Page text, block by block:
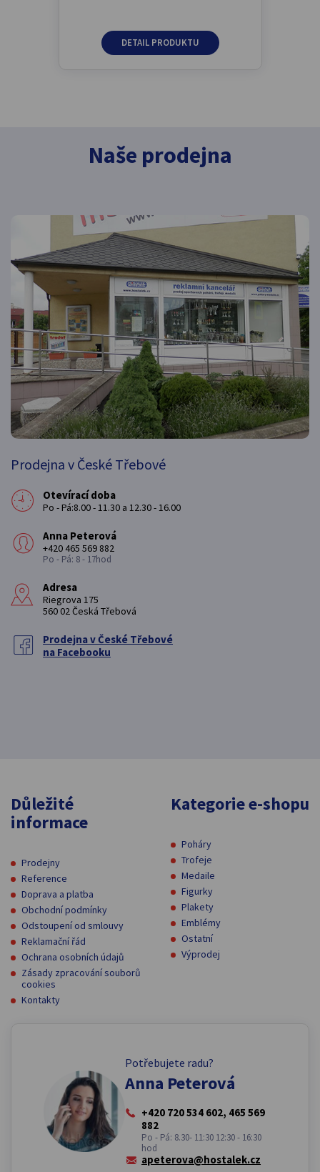
DETAIL PRODUKTU
Naše prodejna
Prodejna v České Třebové
Otevírací doba
Po - Pá:8.00 - 11.30 a 12.30 - 16.00
Anna Peterová
+420 465 569 882
Po - Pá: 8 - 17hod
Adresa
Riegrova 175
560 02 Česká Třebová
Prodejna v České Třebové
na Facebooku
Důležité
informace
Prodejny
Reference
Doprava a platba
Obchodní podmínky
Odstoupení od smlouvy
Reklamační řád
Ochrana osobních údajů
Zásady zpracování souborů
cookies
Kontakty
Kategorie e-shopu
Poháry
Trofeje
Medaile
Figurky
Plakety
Emblémy
Ostatní
Výprodej
Potřebujete radu?
Anna Peterová
+420 720 534 602, 465 569
882
Po - Pá: 8.30- 11:30 12:30 - 16:30
hod
apeterova@hostalek.cz